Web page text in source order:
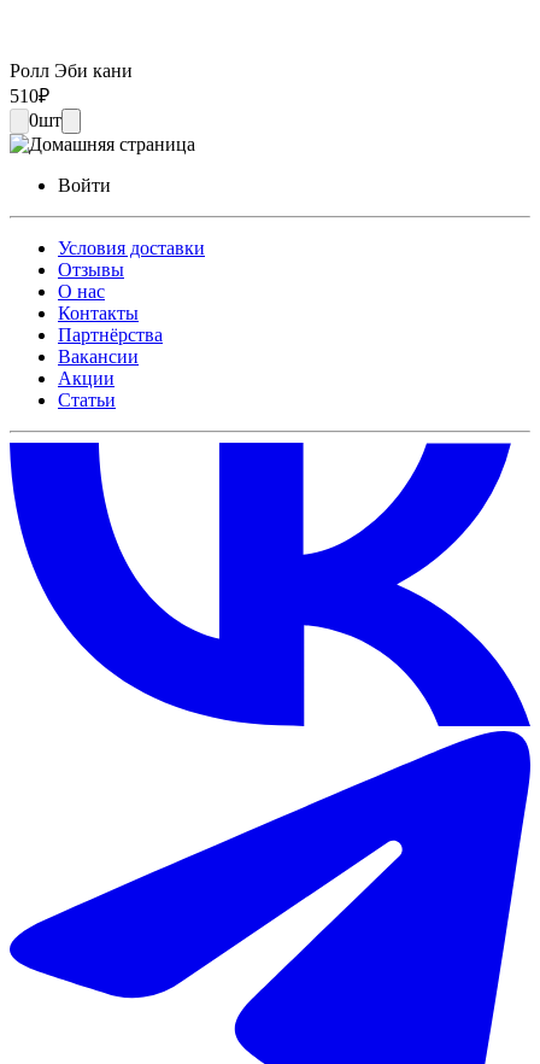
Ролл Эби кани
510₽
0шт
Войти
Условия доставки
Отзывы
О нас
Контакты
Партнёрства
Вакансии
Акции
Статьи